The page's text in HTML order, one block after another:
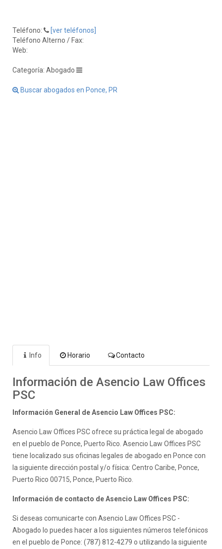
Teléfono:
[ver teléfonos]
Teléfono Alterno / Fax:
Web:
Categoría: Abogado
Buscar abogados en Ponce, PR
Info Horario Contacto
Información de Asencio Law Offices
PSC
Información General de Asencio Law Offices PSC:
Asencio Law Offices PSC ofrece su práctica legal de abogado
en el pueblo de Ponce, Puerto Rico. Asencio Law Offices PSC
tiene localizado sus oficinas legales de abogado en Ponce con
la siguiente dirección postal y/o física: Centro Caribe, Ponce,
Puerto Rico 00715, Ponce, Puerto Rico.
Información de contacto de Asencio Law Offices PSC:
Si deseas comunicarte con Asencio Law Offices PSC -
Abogado lo puedes hacer a los siguientes números telefónicos
en el pueblo de Ponce: (787) 812-4279 o utilizando la siguiente